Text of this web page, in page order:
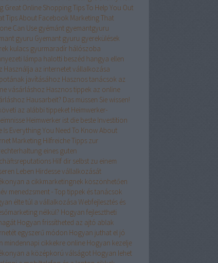
Great Online Shopping Tips To Help You Out
Tips About Facebook Marketing That
Can Use gyémánt gyemantgyuru
gyuru Gyemant gyuru gyerekülések
kulacs gyurmaradír hálószoba
lámpa halotti beszéd hangya ellen
Használja az internetet vállalkozása
javításához Hasznos tanácsok az
vásárláshoz Hasznos tippek az online
Hausarbeit? Das müssen Sie wissen!
az alábbi tippeket Heimwerker-
Heimwerker ist die beste Investition
Is Everything You Need To Know About
Marketing Hilfreiche Tipps zur
eines guten
Hilf dir selbst zu einem
Leben Hirdesse vállalkozását
a cikkmarketingnek köszönhetően
menedzsment - Top tippek és tanácsok
élte túl a vállalkozása Webfejlesztés és
nélkül? Hogyan fejlesztheti
Hogyan frissítheted az ajtó ablak
egyszerű módon Hogyan juthat el jó
mindennapi cikkekre online Hogyan kezelje
a középkorú válságot Hogyan lehet